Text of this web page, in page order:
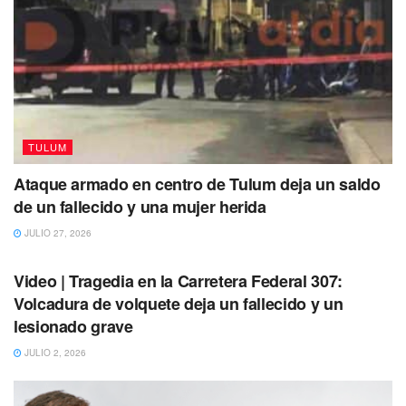
Además, “dos contratos de servicios, de supervisión y de
base en el artículo 42 de la Ley de Obras Públicas
Servicios Relacionadas con las Mismas, por
circunstancias que no se actualizaron para la ejecución de
los servicios contratados; y tampoco se acreditó
documentalmente que los dictámenes técnicos cumplieran
TULUM
Ataque armado en centro de Tulum deja un saldo
de un fallecido y una mujer herida
JULIO 27, 2026
Video | Tragedia en la Carretera Federal 307:
Volcadura de volquete deja un fallecido y un
lesionado grave
JULIO 2, 2026